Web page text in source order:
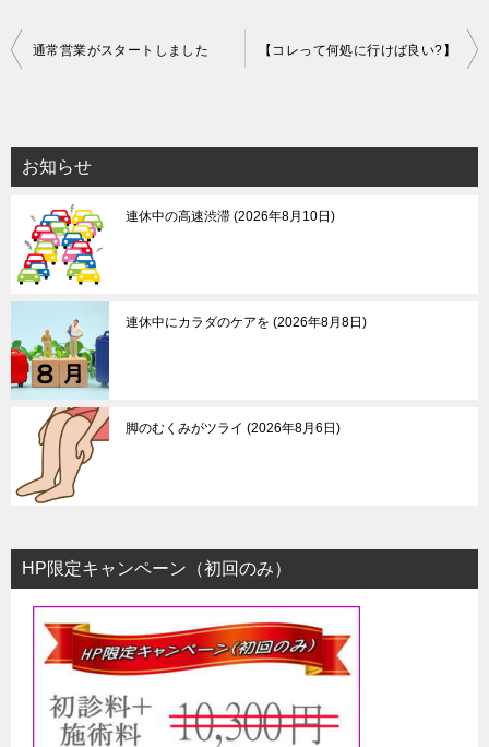
投
ビ
ゲ
ー
シ
ョ
通常営業がスタートしました 【コレって何処に行けば良い?】
お知らせ
連休中の高速渋滞 2026年8月10日
連休中にカラダのケアを 2026年8月8日
脚のむくみがツライ 2026年8月6日
HP限定キャンペーン（初回のみ）